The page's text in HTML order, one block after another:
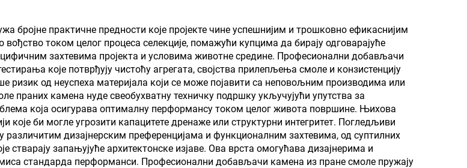
премазима или у
другим сценаријама
који захтевају
хидрофобна и
олеофобна својства
практичне предности које пројекте чине успешнијим и трошковно ефикаснијим
током целог процеса селекције, помажући купцима да бирају одговарајуће
захтевима пројекта и условима животне средине. Професионални добављачи
које потврђују чистоћу агрегата, својства прилепљења смоле и конзистенцију
од неуспеха материјала који се може појавити са неповољним производима или
камена нуде свеобухватну техничку подршку укључујући упутства за
која осигурава оптималну перформансу током целог живота површине. Њихова
које би могле угрозити капацитете дренаже или структурни интегритет. Погледљиви
различитим дизајнерским преференцијама и функционалним захтевима, од суптилних
стварају запањујуће архитектонске изјаве. Ова врста омогућава дизајнерима и
стандарда перформанси. Професионални добављачи камена из пране смоле пружају